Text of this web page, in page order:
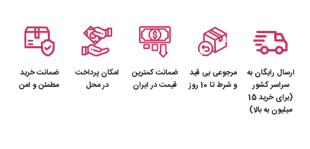
ارسال رایگان به
سراسر کشور
(برای خرید 15
میلیون به بالا)
مرجوعی بی قید
و شرط تا 10 روز
ضمانت کمترین
قیمت در ایران
امکان پرداخت
در محل
ضمانت خرید
مطمئن و امن